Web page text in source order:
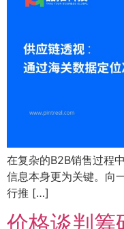
在复杂的B2B销售过程
信息本身更为关键。向
行推 […]
价格谈判筹